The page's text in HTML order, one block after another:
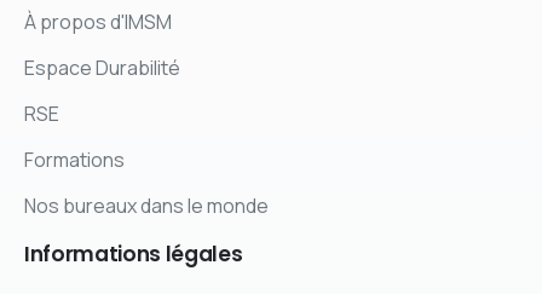
À propos d'IMSM
Espace Durabilité
RSE
Formations
Nos bureaux dans le monde
Informations légales